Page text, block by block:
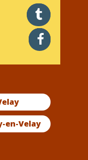
twitter
facebook
en-Velay